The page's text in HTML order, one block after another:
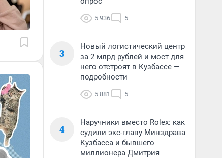
5 936 5
3
Новый логистический центр
за 2 млрд рублей и мост для
него отстроят в Кузбассе —
подробности
5 881 5
4
Наручники вместо Rolex: как
судили экс-главу Минздрава
Кузбасса и бывшего
миллионера Дмитрия